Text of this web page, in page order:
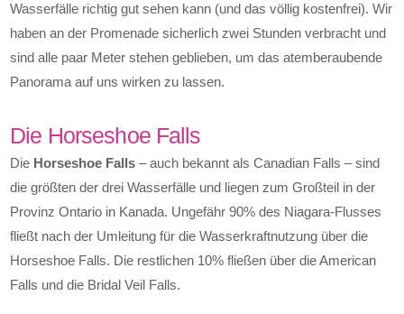
Wasserfälle richtig gut sehen kann (und das völlig kostenfrei). Wir
haben an der Promenade sicherlich zwei Stunden verbracht und
sind alle paar Meter stehen geblieben, um das atemberaubende
Panorama auf uns wirken zu lassen.
Die Horseshoe Falls
Die Horseshoe Falls – auch bekannt als Canadian Falls – sind
die größten der drei Wasserfälle und liegen zum Großteil in der
Provinz Ontario in Kanada. Ungefähr 90% des Niagara-Flusses
fließt nach der Umleitung für die Wasserkraftnutzung über die
Horseshoe Falls. Die restlichen 10% fließen über die American
Falls und die Bridal Veil Falls.